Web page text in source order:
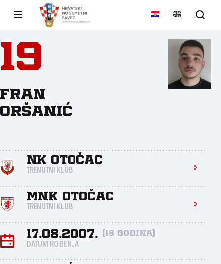
19
Fran
Oršanić
NK Otočac
TRENUTNI KLUB
MNK Otočac
TRENUTNI KLUB
17.08.2007. (18 godina)
DATUM ROĐENJA